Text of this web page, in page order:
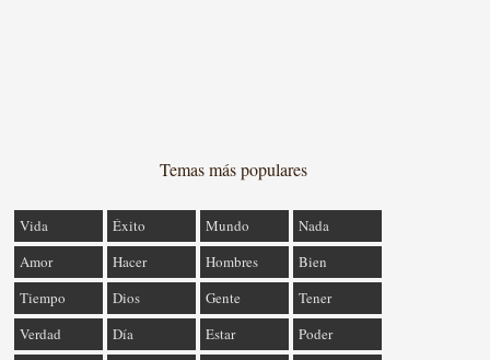
Temas más populares
Vida Éxito Mundo
Nada
Amor
Hacer Hombres
Bien
Tiempo
Dios Gente
Tener
Verdad
Día Estar
Poder